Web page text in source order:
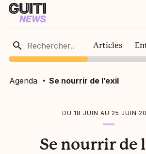
Articles
Agenda Se nourrir de l’exil
DU 18 JUIN AU 25 JUIN
Se nourrir de